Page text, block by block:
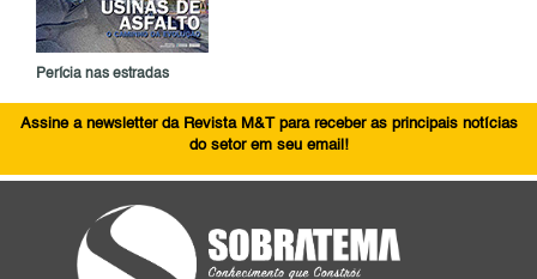
Perícia nas estradas
Assine a newsletter da Revista M&T para receber as principais notícias
do setor em seu email!